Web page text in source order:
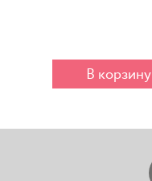
В корзину